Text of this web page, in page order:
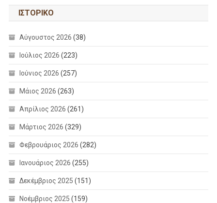
ΙΣΤΟΡΙΚΌ
Αύγουστος 2026 (38)
Ιούλιος 2026 (223)
Ιούνιος 2026 (257)
Μάιος 2026 (263)
Απρίλιος 2026 (261)
Μάρτιος 2026 (329)
Φεβρουάριος 2026 (282)
Ιανουάριος 2026 (255)
Δεκέμβριος 2025 (151)
Νοέμβριος 2025 (159)